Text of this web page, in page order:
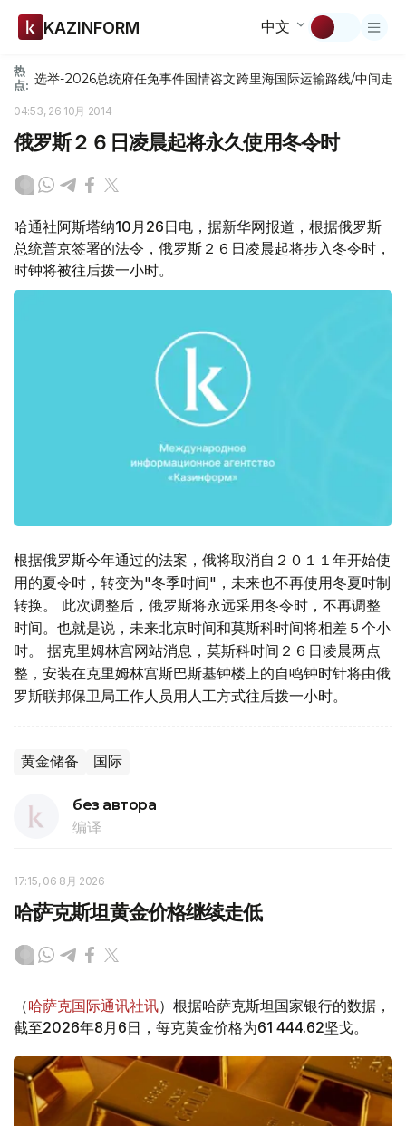
KAZINFORM 中文
热
点: 选举-2026总统府任免事件国情咨文跨里海国际运输路线/中间走廊
04:53, 26 10月 2014
俄罗斯２６日凌晨起将永久使用冬令时
哈通社阿斯塔纳10月26日电，据新华网报道，根据俄罗斯
总统普京签署的法令，俄罗斯２６日凌晨起将步入冬令时，
时钟将被往后拨一小时。
根据俄罗斯今年通过的法案，俄将取消自２０１１年开始使
用的夏令时，转变为"冬季时间"，未来也不再使用冬夏时制
转换。 此次调整后，俄罗斯将永远采用冬令时，不再调整
时间。也就是说，未来北京时间和莫斯科时间将相差５个小
时。 据克里姆林宫网站消息，莫斯科时间２６日凌晨两点
整，安装在克里姆林宫斯巴斯基钟楼上的自鸣钟时针将由俄
罗斯联邦保卫局工作人员用人工方式往后拨一小时。
黄金储备 国际
без автора
编译
17:15, 06 8月 2026
哈萨克斯坦黄金价格继续走低
（哈萨克国际通讯社讯）根据哈萨克斯坦国家银行的数据，
截至2026年8月6日，每克黄金价格为61 444.62坚戈。